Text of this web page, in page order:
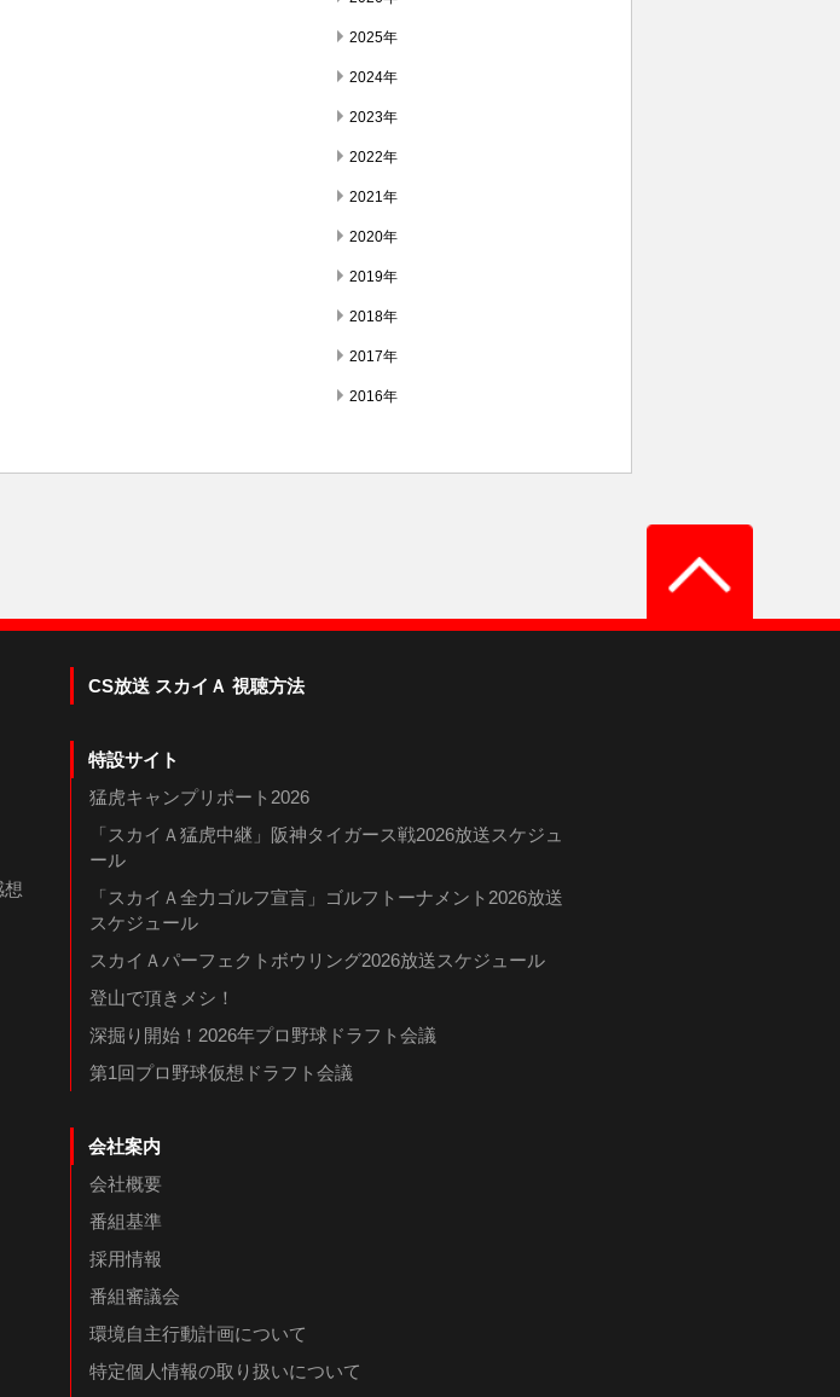
2025年
2024年
2023年
2022年
2021年
2020年
2019年
2018年
2017年
2016年
想
CS放送 スカイＡ 視聴方法
特設サイト
猛虎キャンプリポート2026
「スカイＡ猛虎中継」阪神タイガース戦2026放送スケジュ
ール
「スカイＡ全力ゴルフ宣言」ゴルフトーナメント2026放送
スケジュール
スカイＡパーフェクトボウリング2026放送スケジュール
登山で頂きメシ！
深掘り開始！2026年プロ野球ドラフト会議
第1回プロ野球仮想ドラフト会議
会社案内
会社概要
番組基準
採用情報
番組審議会
環境自主行動計画について
特定個人情報の取り扱いについて